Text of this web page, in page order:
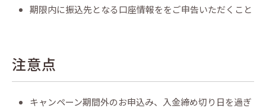
期限内に振込先となる口座情報ををご申告いただくこと
注意点
キャンペーン期間外のお申込み、入金締め切り日を過ぎ